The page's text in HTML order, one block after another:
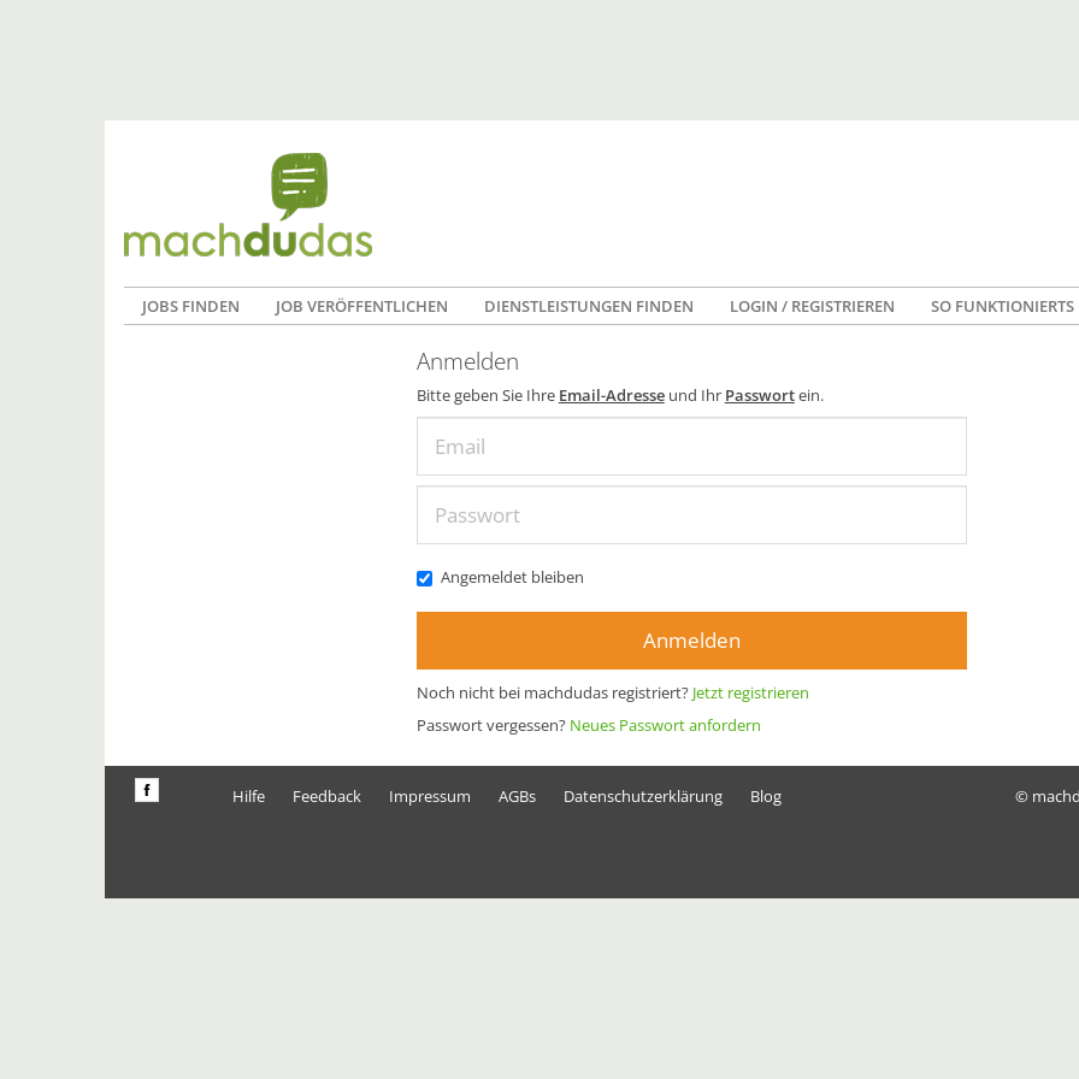
JOBS FINDEN JOB VERÖFFENTLICHEN DIENSTLEISTUNGEN FINDEN LOGIN / REGISTRIEREN SO FUNKTIONIERTS
Anmelden
Bitte geben Sie Ihre Email-Adresseund Ihr Passwortein.
Angemeldet bleiben
Anmelden
Noch nicht bei machdudas registriert? Jetzt registrieren
Passwort vergessen? Neues Passwort anfordern
Hilfe Feedback Impressum AGBs Datenschutzerklärung Blog ©